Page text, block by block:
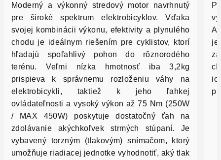
Moderný a výkonný stredový motor navrhnutý
pre široké spektrum elektrobicyklov. Vďaka
svojej kombinácii výkonu, efektivity a plynulého
chodu je ideálnym riešením pre cyklistov, ktorí
hľadajú spoľahlivý pohon do rôznorodého
terénu. Veľmi nízka hmotnosť iba 3,2kg
prispieva k správnemu rozloženiu váhy na
elektrobicykli, taktiež k jeho ľahkej
ovládateľnosti a vysoký výkon až 75 Nm (250W
/ MAX 450W) poskytuje dostatočný ťah na
zdolávanie akýchkoľvek strmých stúpaní. Je
vybavený torzným (tlakovým) snímačom, ktorý
umožňuje riadiacej jednotke vyhodnotiť, aký tlak